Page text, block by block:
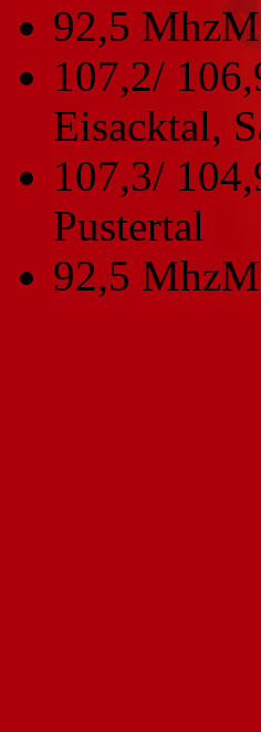
92,5 Mhz
107,2/
Eisacktal,
107,3/
Pustertal
92,5 Mhz